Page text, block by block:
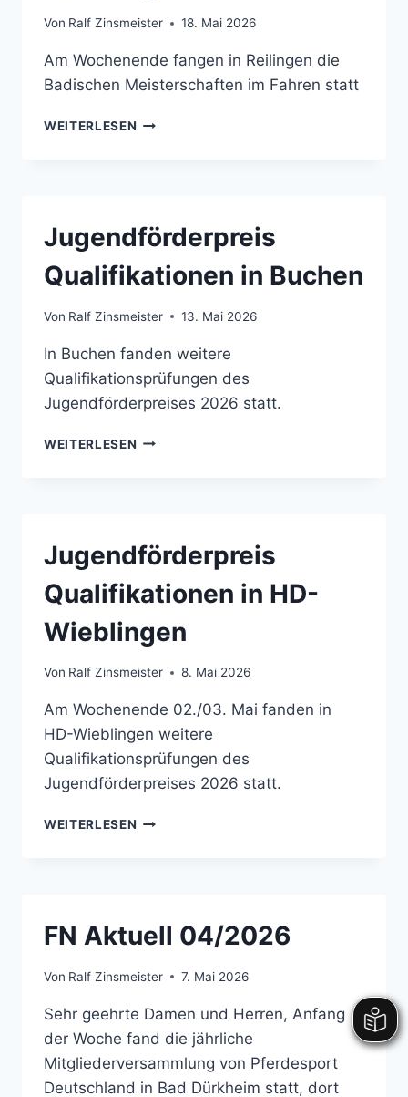
Von Ralf Zinsmeister 18. Mai 2026
Am Wochenende fangen in Reilingen die
Badischen Meisterschaften im Fahren statt
WEITERLESEN BADISCHE
Jugendförderpreis
Qualifikationen in Buchen
Von Ralf Zinsmeister 13. Mai 2026
In Buchen fanden weitere
Qualifikationsprüfungen des
Jugendförderpreises 2026 statt.
WEITERLESEN JUGENDFÖRDERPREIS
Jugendförderpreis
Qualifikationen in HD-
Wieblingen
Von Ralf Zinsmeister 8. Mai 2026
Am Wochenende 02./03. Mai fanden in
HD-Wieblingen weitere
Qualifikationsprüfungen des
Jugendförderpreises 2026 statt.
WEITERLESEN JUGENDFÖRDERPREIS
FN Aktuell 04/2026
Von Ralf Zinsmeister 7. Mai 2026
Sehr geehrte Damen und Herren, Anfang
der Woche fand die jährliche
Mitgliederversammlung von Pferdesport
Deutschland in Bad Dürkheim statt, dort